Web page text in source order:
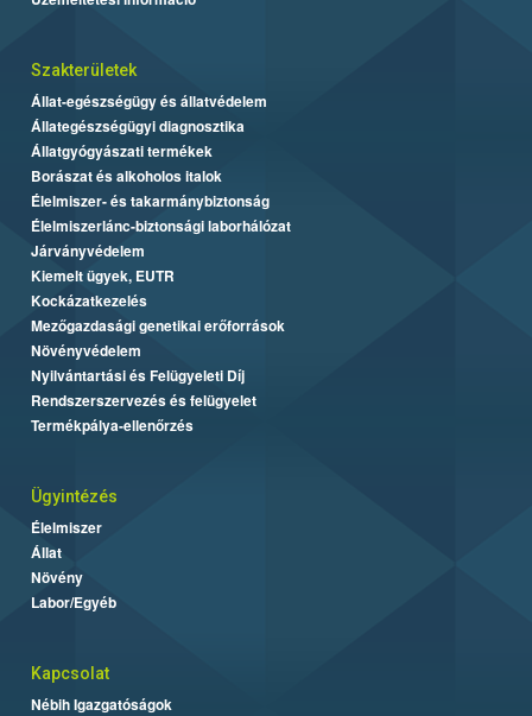
Szakterületek
Állat-egészségügy és állatvédelem
Állategészségügyi diagnosztika
Állatgyógyászati termékek
Borászat és alkoholos italok
Élelmiszer- és takarmánybiztonság
Élelmiszerlánc-biztonsági laborhálózat
Járványvédelem
Kiemelt ügyek, EUTR
Kockázatkezelés
Mezőgazdasági genetikai erőforrások
Növényvédelem
Nyilvántartási és Felügyeleti Díj
Rendszerszervezés és felügyelet
Termékpálya-ellenőrzés
Ügyintézés
Élelmiszer
Állat
Növény
Labor/Egyéb
Kapcsolat
Nébih Igazgatóságok